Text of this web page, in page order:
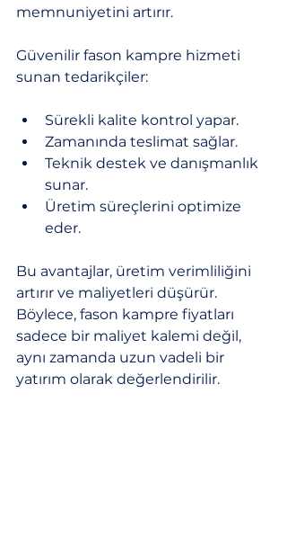
memnuniyetini artırır.
Güvenilir fason kampre hizmeti
sunan tedarikçiler:
Sürekli kalite kontrol yapar.
Zamanında teslimat sağlar.
Teknik destek ve danışmanlık
sunar.
Üretim süreçlerini optimize
eder.
Bu avantajlar, üretim verimliliğini
artırır ve maliyetleri düşürür.
Böylece, fason kampre fiyatları
sadece bir maliyet kalemi değil,
aynı zamanda uzun vadeli bir
yatırım olarak değerlendirilir.